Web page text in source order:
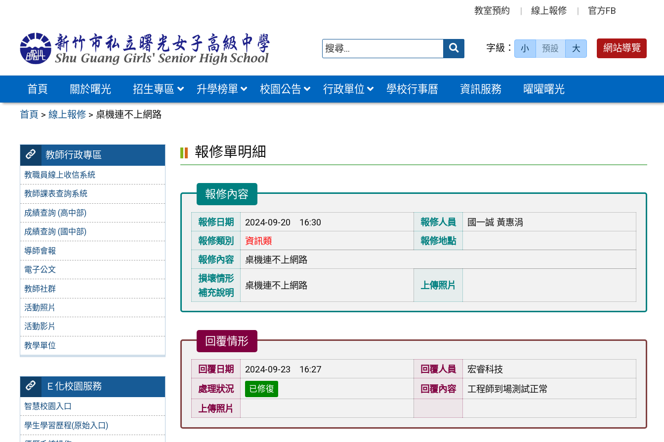
教室預約 線上報修 官方FB
送出 字級： 小 預設 大 網站導覽
首頁 關於曙光 招生專區 升學榜單 校園公告 行政單位 學校行事曆 資訊服務 曜曜曙光
首頁 >線上報修 > 桌機連不上網路
教師行政專區
教職員線上收信系統
教師課表查詢系統
成績查詢 (高中部)
成績查詢 (國中部)
導師會報
電子公文
教師社群
活動照片
活動影片
教學單位
Ｅ化校園服務
智慧校園入口
學生學習歷程(原始入口)
報修單明細
報修內容
報修日期 2024-09-20 16:30 報修人員
國一誠 黃惠涓
報修類別
資訊類
報修地點
報修內容
桌機連不上網路
損壞情形
補充說明
桌機連不上網路 上傳照片
回覆情形
回覆日期 2024-09-23 16:27 回覆人員
宏睿科技
處理狀況
已修復 回覆內容
工程師到場測試正常
上傳照片